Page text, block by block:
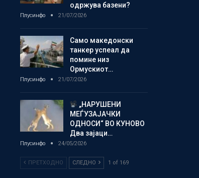
одржува базени?
Плусинфо 21/07/2026
Само македонски
танкер успеал да
помине низ
Ормускиот…
Плусинфо 21/07/2026
„НАРУШЕНИ
МЕЃУЗАЈАЧКИ
ОДНОСИ“ ВО КУНОВО
Два зајаци…
Плусинфо 24/05/2026
ПРЕТХОДНО СЛЕДНО 1 of 169